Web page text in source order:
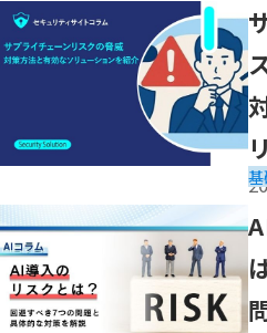
「サプライチェーンリスクの脅
対策方法と有効なソリューショ
「AI導入のリスクとは？回避